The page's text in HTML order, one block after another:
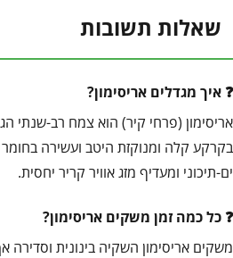
שאלות תשובות
איך מגדלים אריסימון?
אריסימון (פרחי קיר) הוא צמח רב-שנתי
בקרקע קלה ומנוקזת היטב ועשירה
ים-תיכוני ומעדיף מזג אוויר קריר יחסית.
כל כמה זמן משקים אריסימון?
משקים אריסימון השקיה בינונית